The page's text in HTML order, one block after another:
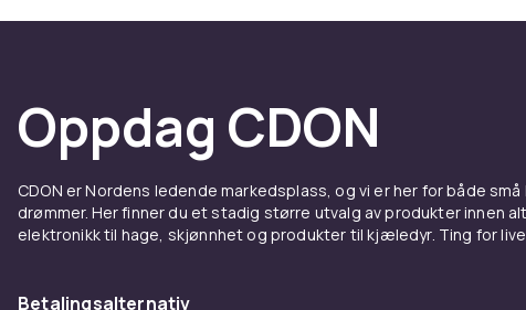
Hos CDON
Oppdag CDON
CDON er Nordens ledende markedsplass, og vi er her for både
drømmer. Her finner du et stadig større utvalg av produkter innen
elektronikk til hage, skjønnhet og produkter til kjæledyr. Ting for
Betalingsalternativ